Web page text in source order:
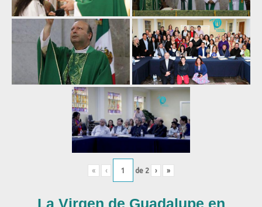
« ‹ de 2 › »
La Virgen de Guadalupe en